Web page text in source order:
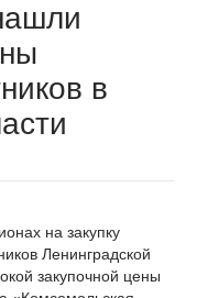
в
на закупку
Ленинградской
закупочной цены